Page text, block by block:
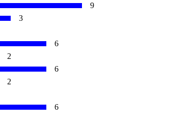
9
3
6
2
6
2
6